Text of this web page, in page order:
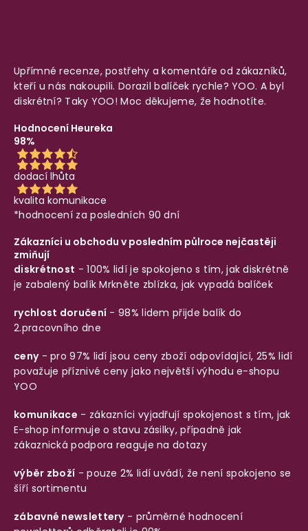
Upřímné recenze, postřehy a komentáře od zákazníků,
kteří u nás nakoupili. Dorazil balíček rychle? YOO. A byl
diskrétní? Taky YOO! Moc děkujeme, že hodnotíte.
Hodnocení Heureka
98%
dodací lhůta
kvalita komunikace
*hodnocení za posledních 90 dní
Zákazníci u obchodu v posledním půlroce nejčastěji
zmiňují
diskrétnost - 100% lidí je spokojeno s tím, jak diskrétně
je zabalený balíkMrkněte zblízka, jak vypadá balíček
rychlost doručení - 98% lidem přijde balík do
2.pracovního dne
ceny- pro 97% lidí jsou ceny zboží odpovídající, 25% lidí
považuje příznivé ceny jako největší výhodu e-shopu
YOO
komunikace - zákazníci vyjadřují spokojenost s tím, jak
E-shop informuje o stavu zásilky, případně jak
zákaznická podpora reaguje na dotazy
výběr zboží - pouze 2% lidí uvádí, že není spokojeno se
šíří sortimentu
zábavné newslettery- průměrné hodnocení